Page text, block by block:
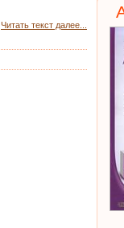
Читать текст далее...